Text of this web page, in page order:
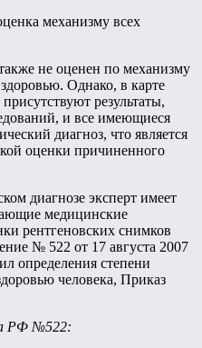
механизму всех
не оценен по механизму
Однако, в карте
результаты,
и все имеющиеся
диагноз, что является
оценки причиненного
диагнозе эксперт имеет
медицинские
рентгеновских снимков
№ 522 от 17 августа 2007
определения степени
человека, Приказ
РФ №522: